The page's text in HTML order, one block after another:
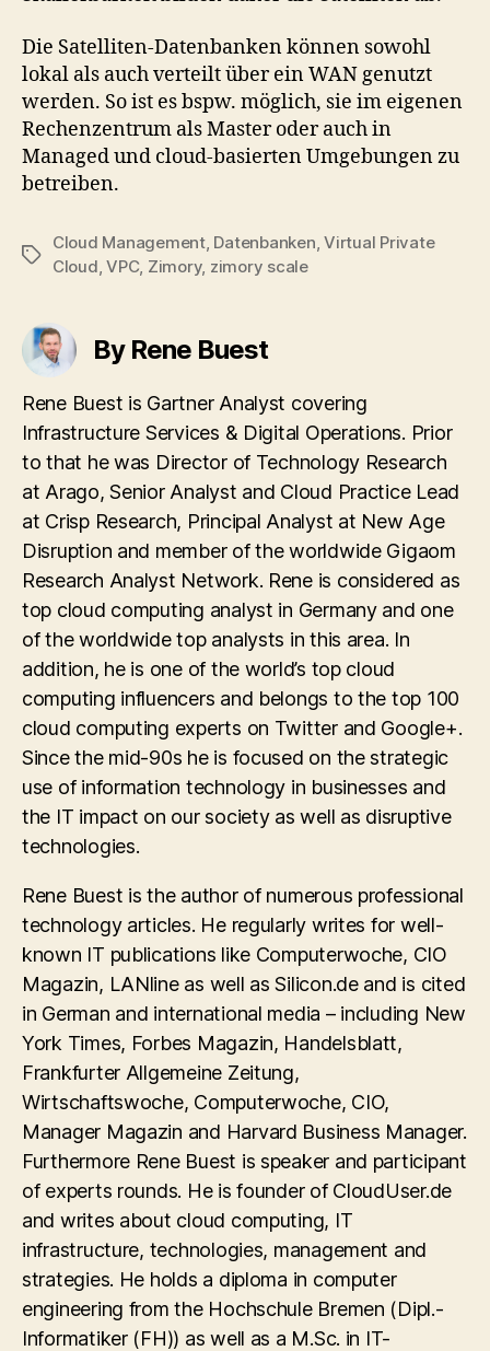
Die Satelliten-Datenbanken können sowohl
lokal als auch verteilt über ein WAN genutzt
werden. So ist es bspw. möglich, sie im eigenen
Rechenzentrum als Master oder auch in
Managed und cloud-basierten Umgebungen zu
betreiben.
Tags
Cloud Management, Datenbanken ,Virtual Private
Cloud ,VPC, Zimory, zimory scale
By Rene Buest
Rene Buest is Gartner Analyst covering
Infrastructure Services & Digital Operations. Prior
to that he was Director of Technology Research
at Arago, Senior Analyst and Cloud Practice Lead
at Crisp Research, Principal Analyst at New Age
Disruption and member of the worldwide Gigaom
Research Analyst Network. Rene is considered as
top cloud computing analyst in Germany and one
of the worldwide top analysts in this area. In
addition, he is one of the world’s top cloud
computing influencers and belongs to the top 100
cloud computing experts on Twitter and Google+.
Since the mid-90s he is focused on the strategic
use of information technology in businesses and
the IT impact on our society as well as disruptive
technologies.
Rene Buest is the author of numerous professional
technology articles. He regularly writes for well-
known IT publications like Computerwoche, CIO
Magazin, LANline as well as Silicon.de and is cited
in German and international media – including New
York Times, Forbes Magazin, Handelsblatt,
Frankfurter Allgemeine Zeitung,
Wirtschaftswoche, Computerwoche, CIO,
Manager Magazin and Harvard Business Manager.
Furthermore Rene Buest is speaker and participant
of experts rounds. He is founder of CloudUser.de
and writes about cloud computing, IT
infrastructure, technologies, management and
strategies. He holds a diploma in computer
engineering from the Hochschule Bremen (Dipl.-
Informatiker (FH)) as well as a M.Sc. in IT-